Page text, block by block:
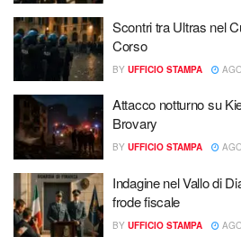
Scontri tra Ultras nel
Corso
BY UFFICIO STAMPA
Attacco notturno su
Brovary
BY UFFICIO STAMPA
Indagine nel Vallo di
frode fiscale
BY UFFICIO STAMPA